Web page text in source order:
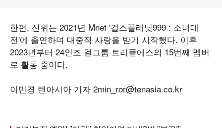
한편, 신위는 2021년 Mnet '걸스플래닛999 : 소녀대
전'에 출연하며 대중적 사랑을 받기 시작했다. 이후
2023년부터 24인조 걸그룹 트리플에스의 15번째 멤버
로 활동 중이다.
이민경 텐아시아 기자 2min_ror@tenasia.co.kr